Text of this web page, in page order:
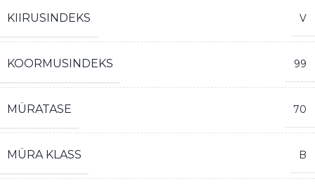
KIIRUSINDEKS V
KOORMUSINDEKS 99
MÜRATASE 70
MÜRA KLASS B